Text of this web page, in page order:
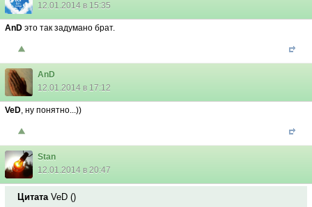
12.01.2014 в 15:35
AnD это так задумано брат.
AnD
12.01.2014 в 17:12
VeD, ну понятно...))
Stan
12.01.2014 в 20:47
Цитата VeD ()